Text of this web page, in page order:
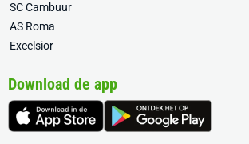
SC Cambuur
AS Roma
Excelsior
Download de app